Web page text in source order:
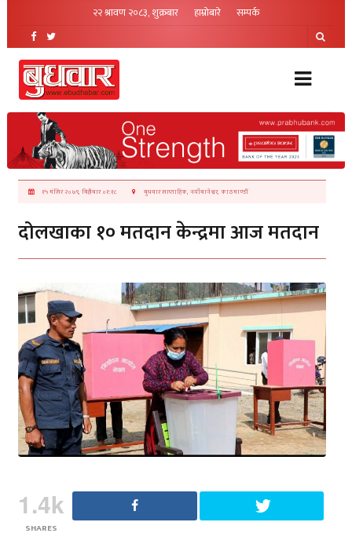
२२ श्रावण २०८३, शुक्रबार हाम्रोबारे सम्पर्क
१५ मंसिर २०७९, बिहीबार ०१:१८ बुधवार साप्ताहिक, नयाँबानेश्वर, काठमाण्डौं
दोलखाका १० मतदान केन्द्रमा आज मतदान
1.4k
SHARES